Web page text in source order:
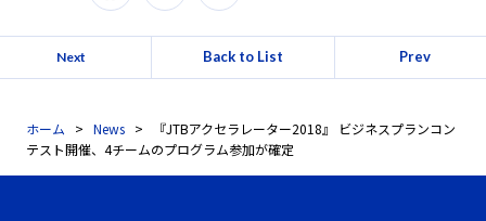
Next Back to List Prev
ホーム News
『JTBアクセラレーター2018』 ビジネスプランコン
テスト開催、4チームのプログラム参加が確定